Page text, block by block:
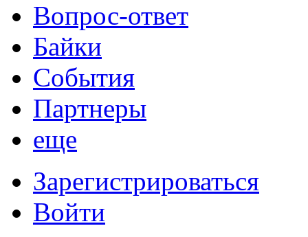
Вопрос-ответ
Байки
События
Партнеры
еще
Зарегистрироваться
Войти